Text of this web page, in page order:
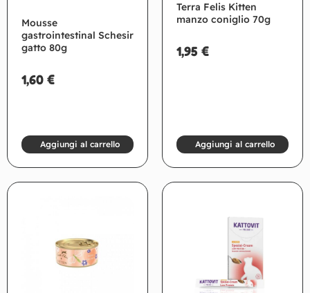
Mousse
gastrointestinal Schesir
gatto 80g
1,60 €
Aggiungi al carrello
Terra Felis Kitten
manzo coniglio 70g
1,95 €
Aggiungi al carrello